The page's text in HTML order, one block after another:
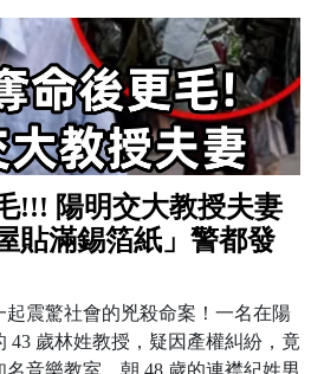
!!! 陽明交大教授夫妻
貼滿錫箔紙」警都發
起震驚社會的兇殺命案！一名在陽
43 歲林姓教授，疑因產權糾紛，竟
音樂教室，朝 48 歲的連襟紀姓男